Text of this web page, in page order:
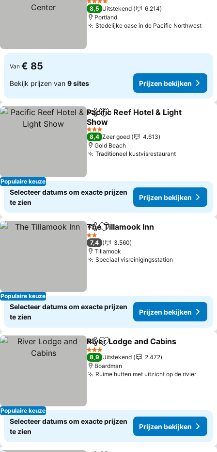
4 Sterren
8,5 Uitstekend
6.214
Portland
Stedelijke oase in de Pacific Northwest
Van € 85
Bekijk prijzen van 9 sites Prijzen bekijken
Populaire keuze
DelenToevoegen aan favorieten
Pacific Reef Hotel & Light
Show
3 Sterren
8,4 Zeer goed
4.613
Gold Beach
Traditioneel kustvisrestaurant
Selecteer datums om exacte prijzen
te zien
Prijzen bekijken
Populaire keuze
DelenToevoegen aan favorieten
The Tillamook Inn
2 Sterren
7,4
3.560
Tillamook
Speciaal visreinigingsstation
Selecteer datums om exacte prijzen
te zien
Prijzen bekijken
Populaire keuze
DelenToevoegen aan favorieten
River Lodge and Cabins
3 Sterren
8,9 Uitstekend
2.472
Boardman
Ruime hutten met uitzicht op de rivier
Selecteer datums om exacte prijzen
te zien
Prijzen bekijken